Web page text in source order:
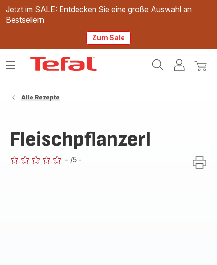
Jetzt im SALE: Entdecken Sie eine große Auswahl an
Bestsellern
Zum Sale
Mein
Mein
Das
Alle Rezepte
Fleischpflanzerl
- /5 -